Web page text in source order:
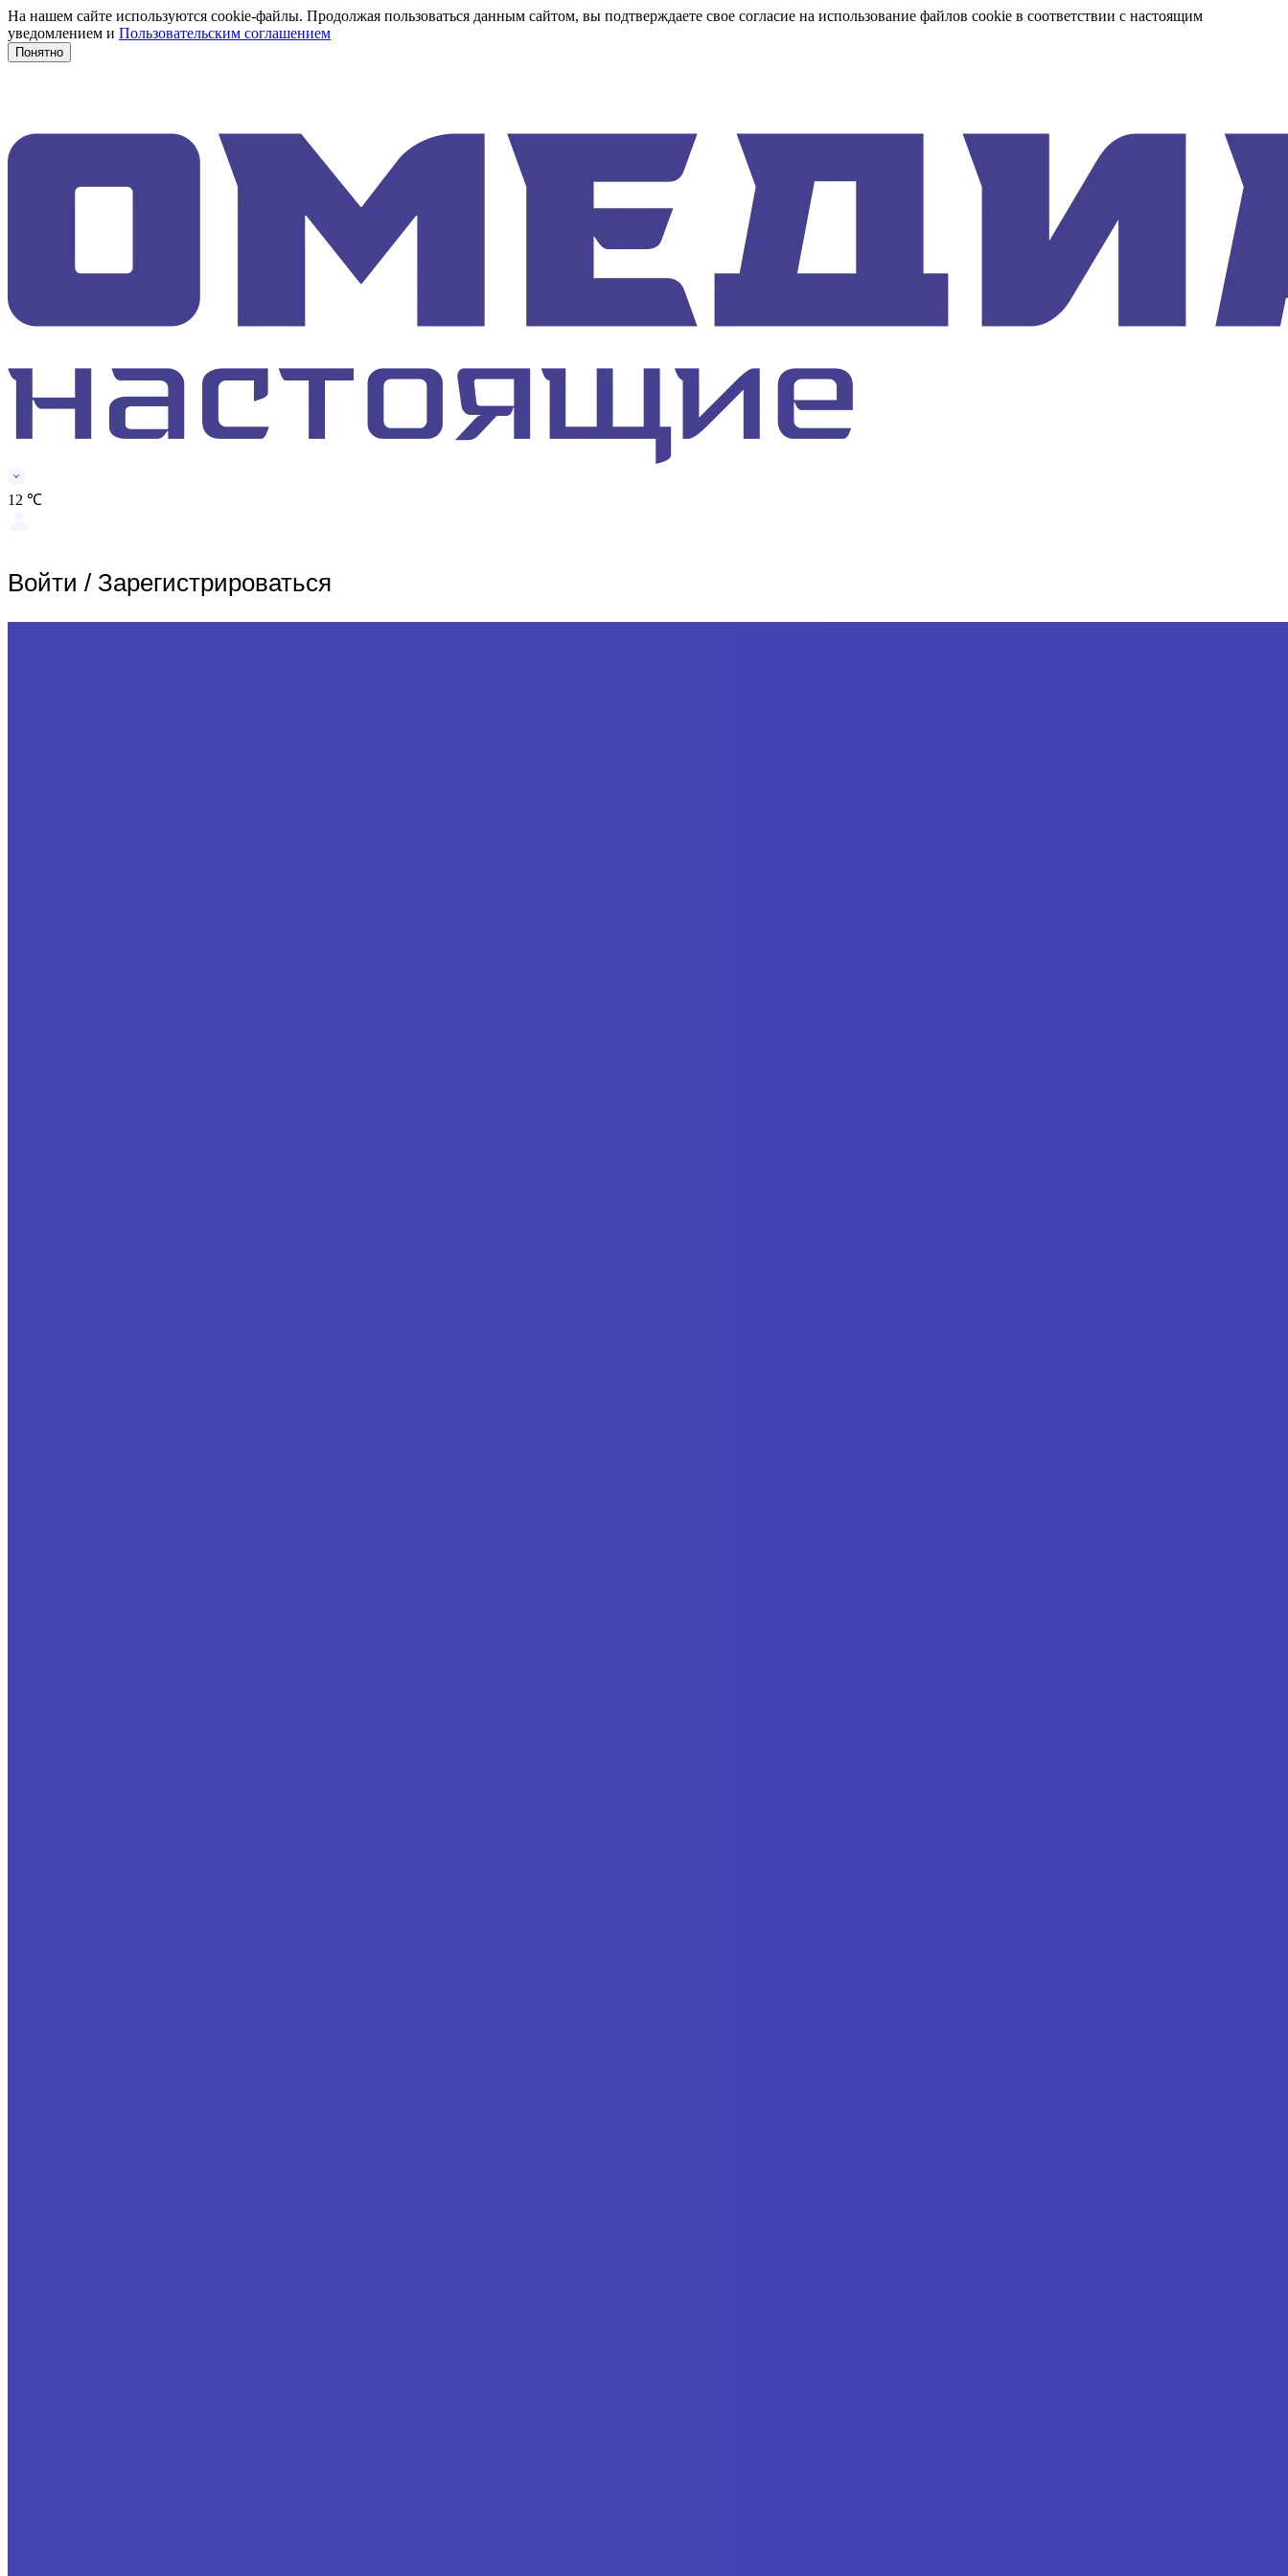
На нашем сайте используются cookie-файлы. Продолжая пользоваться данным сайтом, вы подтверждаете свое согласие на использование файлов cookie в соответствии с настоящим
уведомлением и Пользовательским соглашением
Понятно
12 ℃
Войти / Зарегистрироваться